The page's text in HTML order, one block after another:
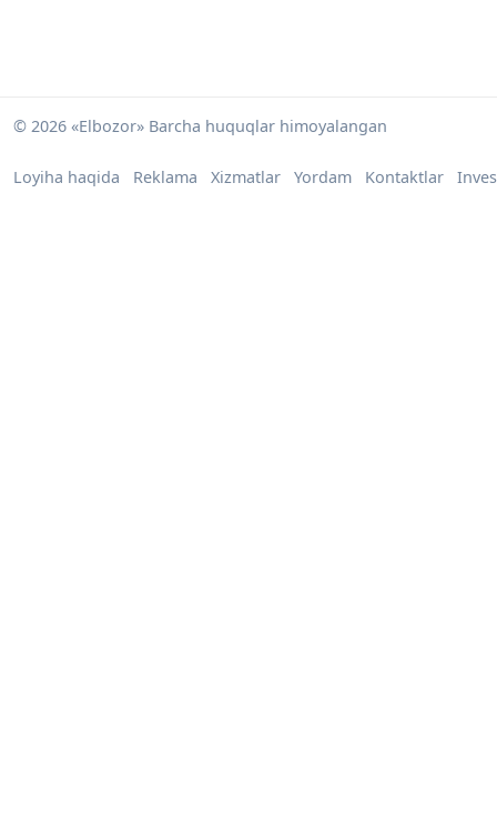
© 2026 «Elbozor» Barcha huquqlar himoyalangan
Loyiha haqida Reklama Xizmatlar Yordam Kontaktlar